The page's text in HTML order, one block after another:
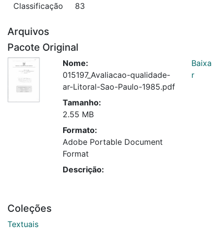
Classificação 83
Arquivos
Pacote Original
Nome:
015197_Avaliacao-qualidade-
ar-Litoral-Sao-Paulo-1985.pdf
Tamanho:
2.55 MB
Formato:
Adobe Portable Document
Format
Descrição:
Baixa
r
Coleções
Textuais